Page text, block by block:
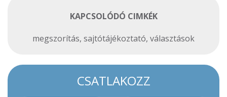
KAPCSOLÓDÓ CIMKÉK
megszorítás, sajtótájékoztató, választások
CSATLAKOZZ